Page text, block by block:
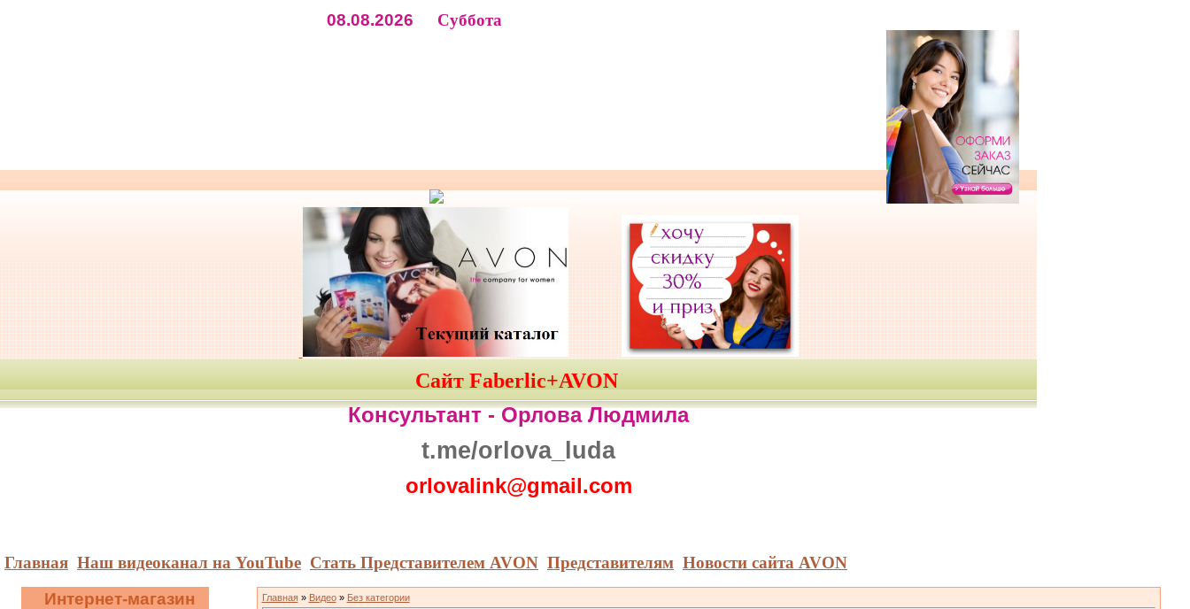
08.08.2026 Суббота
Сайт Faberlic+AVON
Консультант -Орлова Людмила
t.me/orlova_luda
orlovalink@gmail.com
Главная Наш видеоканал на YouTube Стать Представителем AVON Представителям Новости сайта AVON
Интернет-магазин
Главная» Видео» Без категории